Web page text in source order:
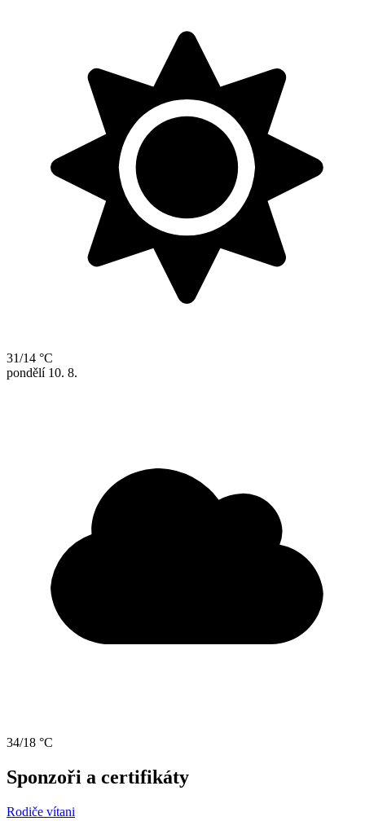
31/14 °C
pondělí 10. 8.
34/18 °C
Sponzoři a certifikáty
Rodiče vítani